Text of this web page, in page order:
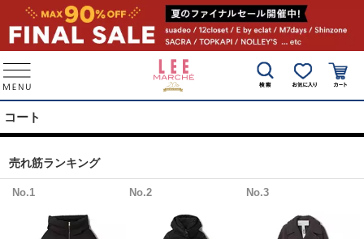
コート
売れ筋ランキング
No.1 No.2 No.3